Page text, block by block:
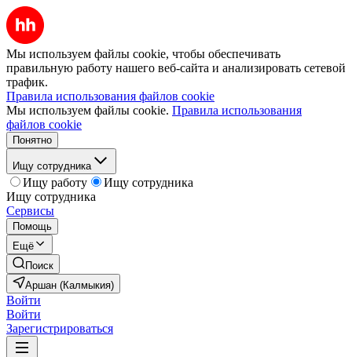
Мы используем файлы cookie, чтобы обеспечивать
правильную работу нашего веб-сайта и анализировать сетевой
трафик.
Правила использования файлов cookie
Мы используем файлы cookie. Правила использования
файлов cookie
Понятно
Ищу сотрудника
Ищу работу
Ищу сотрудника
Ищу сотрудника
Сервисы
Помощь
Ещё
Поиск
Аршан (Калмыкия)
Войти
Войти
Зарегистрироваться